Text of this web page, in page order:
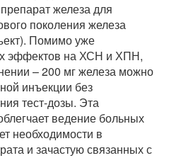
железа для
поколения железа
Помимо уже
эффектов на ХСН и ХПН,
– 200 мг железа можно
инъекции без
тест-дозы. Эта
ведение больных
необходимости в
и зачастую связанных с